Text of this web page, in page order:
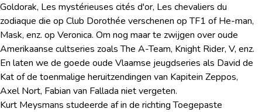
Goldorak, Les mystérieuses cités d'or, Les chevaliers du
zodiaque die op Club Dorothée verschenen op TF1 of He-man,
Mask, enz. op Veronica. Om nog maar te zwijgen over oude
Amerikaanse cultseries zoals The A-Team, Knight Rider, V, enz.
En laten we de goede oude Vlaamse jeugdseries als David de
Kat of de toenmalige heruitzendingen van Kapitein Zeppos,
Axel Nort, Fabian van Fallada niet vergeten.
Kurt Meysmans studeerde af in de richting Toegepaste